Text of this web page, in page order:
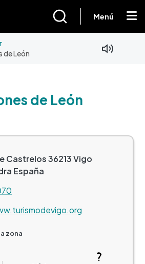
Menú
de León
de León
Castrelos36213Vigo
España
zona